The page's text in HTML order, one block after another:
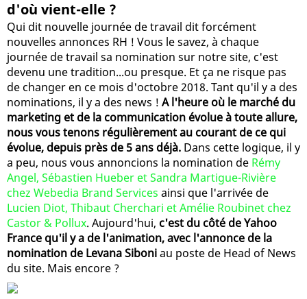
d'où vient-elle ?
Qui dit nouvelle journée de travail dit forcément
nouvelles annonces RH ! Vous le savez, à chaque
journée de travail sa nomination sur notre site, c'est
devenu une tradition...ou presque. Et ça ne risque pas
de changer en ce mois d'octobre 2018. Tant qu'il y a des
nominations, il y a des news ! A l'heure où le marché du
marketing et de la communication évolue à toute allure,
nous vous tenons régulièrement au courant de ce qui
évolue, depuis près de 5 ans déjà. Dans cette logique, il y
a peu, nous vous annoncions la nomination de Rémy
Angel, Sébastien Hueber et Sandra Martigue-Rivière
chez Webedia Brand Services ainsi que l'arrivée de
Lucien Diot, Thibaut Cherchari et Amélie Roubinet chez
Castor & Pollux. Aujourd'hui, c'est du côté de Yahoo
France qu'il y a de l'animation, avec l'annonce de la
nomination de Levana Siboniau poste de Head of News
du site. Mais encore ?